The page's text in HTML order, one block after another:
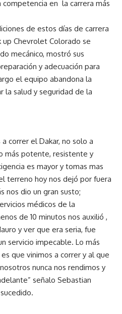
en la carrera más
de estos días de carrera
up Chevrolet Colorado se
mecánico, mostró sus
y adecuación para
el equipo abandona la
la salud y seguridad de la
correr el Dakar, no solo a
más potente, resistente y
es mayor y tomas mas
terreno hoy nos dejó por fuera
nos dio un gran susto;
médicos de la
de 10 minutos nos auxilió ,
y ver que era seria, fue
servicio impecable. Lo más
que vinimos a correr y al que
nunca nos rendimos y
señalo Sebastian